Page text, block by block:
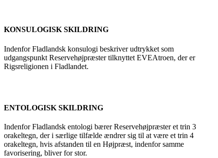
KONSULOGISK SKILDRING
Indenfor Fladlandsk konsulogi beskriver udtrykket som
udgangspunkt Reservehøjpræster tilknyttet EVEAtroen, der er
Rigsreligionen i Fladlandet.
ENTOLOGISK SKILDRING
Indenfor Fladlandsk entologi bærer Reservehøjpræster et trin 3
orakeltegn, der i særlige tilfælde ændrer sig til at være et trin 4
orakeltegn, hvis afstanden til en Højpræst, indenfor samme
favorisering, bliver for stor.